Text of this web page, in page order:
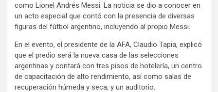
como Lionel Andrés Messi. La noticia se dio a conocer en
un acto especial que contó con la presencia de diversas
figuras del fútbol argentino, incluyendo al propio Messi.
En el evento, el presidente de la AFA, Claudio Tapia, explicó
que el predio será la nueva casa de las selecciones
argentinas y contará con tres pisos de hotelería, un centro
de capacitación de alto rendimiento, así como salas de
recuperación húmeda y seca, y un auditorio.